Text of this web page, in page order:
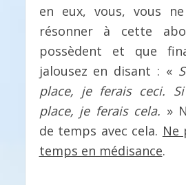
en eux, vous, vous
résonner à cette
possèdent et que
jalousez en disant : «
place, je ferais ceci.
place, je ferais cela. »
de temps avec cela. Ne
temps en médisance.